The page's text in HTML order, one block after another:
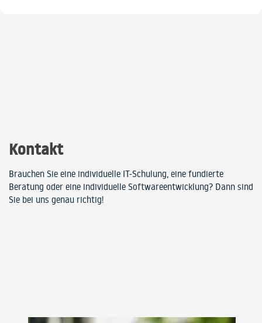
Kontakt
Brauchen Sie eine individuelle IT-Schulung, eine fundierte
Beratung oder eine individuelle Softwareentwicklung? Dann sind
Sie bei uns genau richtig!